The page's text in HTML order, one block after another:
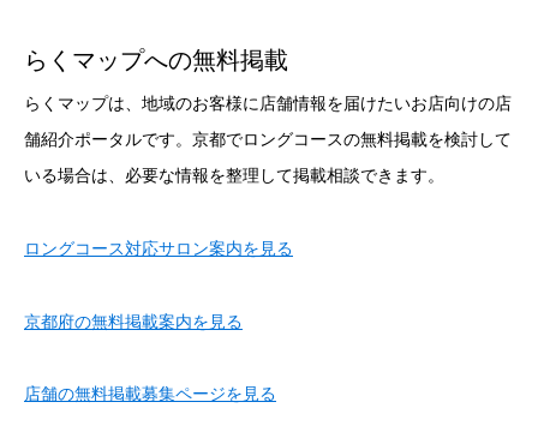
らくマップへの無料掲載
らくマップは、地域のお客様に店舗情報を届けたいお店向けの店
舗紹介ポータルです。京都でロングコースの無料掲載を検討して
いる場合は、必要な情報を整理して掲載相談できます。
ロングコース対応サロン案内を見る
京都府の無料掲載案内を見る
店舗の無料掲載募集ページを見る